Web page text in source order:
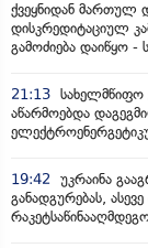
ქვეყნიდან მართულ
დისკრედიტაციულ
გამოძიება დაიწყო -
21:13 სახელმწიფო
აწარმოებდა
19:42 უკრაინა
განადგურებას,